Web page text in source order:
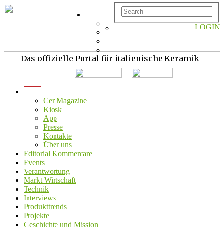
Das offizielle Portal für italienische Keramik
Cer Magazine
Kiosk
App
Presse
Kontakte
Über uns
Editorial Kommentare
Events
Verantwortung
Markt Wirtschaft
Technik
Interviews
Produkttrends
Projekte
Geschichte und Mission
LOGIN